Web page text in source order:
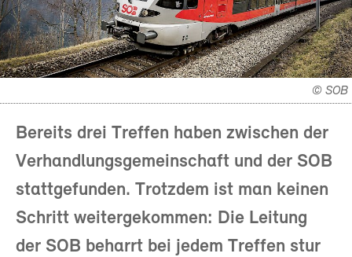
© SOB
Bereits drei Treffen haben zwischen der
Verhandlungsgemeinschaft und der SOB
stattgefunden. Trotzdem ist man keinen
Schritt weitergekommen: Die Leitung
der SOB beharrt bei jedem Treffen stur